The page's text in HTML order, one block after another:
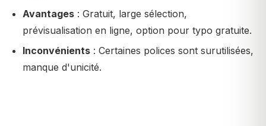
Avantages : Gratuit, large sélection,
prévisualisation en ligne, option pour typo gratuite.
Inconvénients : Certaines polices sont surutilisées,
manque d'unicité.